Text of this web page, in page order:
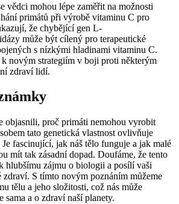
vědci mohou lépe zaměřit na možnosti
primátů při výrobě vitaminu C pro
že chybějící gen L-
může být cílený pro terapeutické
s nízkými hladinami vitaminu C.
k novým strategiím v boji proti některým
zdraví lidí.
objasnili, proč primáti nemohou vyrobit
tato genetická vlastnost ovlivňuje
fascinující, jak náš tělo funguje a jak malé
mít tak zásadní dopad. Doufáme, že tento
hlubšímu zájmu o biologii a posílí vaši
zdraví. S tímto novým poznáním můžeme
tělu a jeho složitosti, což nás může
sama a o zdraví naší planety.